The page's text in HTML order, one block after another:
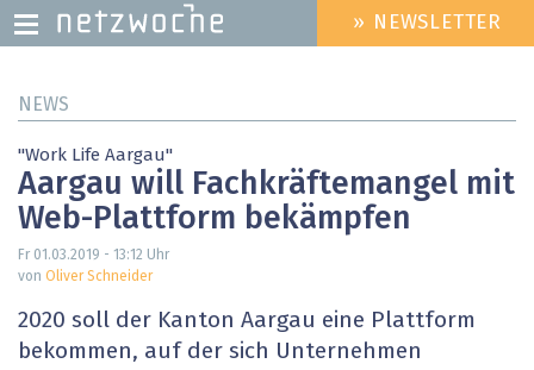
zum
HEADER
MENU
» NEWSLETTER
NEWS
"Work Life Aargau"
Aargau will Fachkräftemangel mit
Web-Plattform bekämpfen
Fr 01.03.2019 - 13:12 Uhr
von Oliver Schneider
2020 soll der Kanton Aargau eine Plattform
bekommen, auf der sich Unternehmen